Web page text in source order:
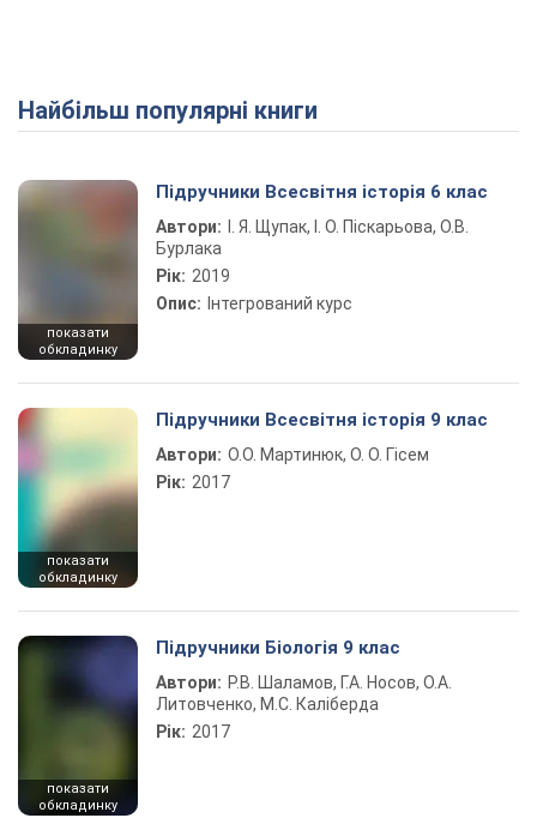
Найбільш популярні книги
показати
обкладинку
Підручники Всесвітня історія 6 клас
Автори:
І. Я. Щупак, І. О. Піскарьова, О.В.
Бурлака
Рік: 2019
Опис: Інтегрований курс
показати
обкладинку
Підручники Всесвітня історія 9 клас
Автори: О.О. Мартинюк, О. О. Гісем
Рік: 2017
показати
обкладинку
Підручники Біологія 9 клас
Автори: Р.В. Шаламов, Г.А. Носов, О.А.
Литовченко, М.С. Каліберда
Рік: 2017